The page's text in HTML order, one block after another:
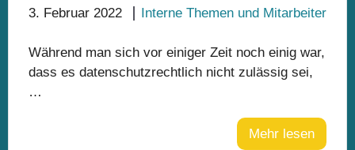
3. Februar 2022 Interne Themen und Mitarbeiter
Während man sich vor einiger Zeit noch einig war,
dass es datenschutzrechtlich nicht zulässig sei,
…
Mehr lesen